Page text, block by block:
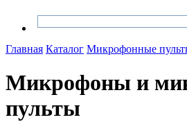
Главная Каталог Микрофонные
Микрофоны и
пульты